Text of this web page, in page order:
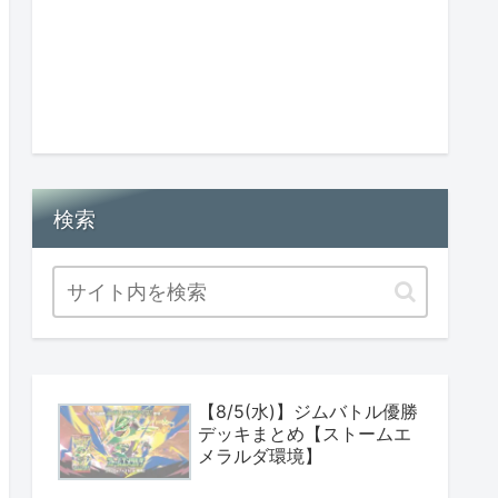
検索
【8/5(水)】ジムバトル優勝
デッキまとめ【ストームエ
メラルダ環境】